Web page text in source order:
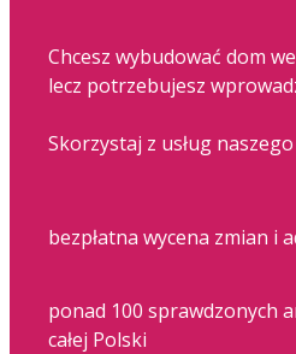
Chcesz wybudować dom
lecz potrzebujesz
Skorzystaj z usług naszego
bezpłatna wycena zmian i
ponad 100 sprawdzonych
całej Polski